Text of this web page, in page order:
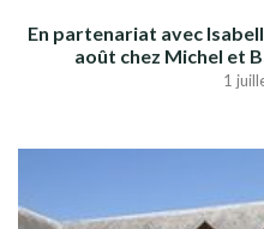
En partenariat avec
août chez Michel et
1